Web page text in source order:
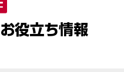
役立ち情報